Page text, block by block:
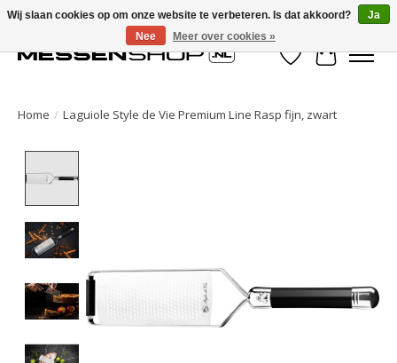
Verlanglijst
Home / Laguiole Style de Vie Premium Line Rasp fijn, zwart
Wij slaan cookies op om onze website te verbeteren. Is dat akkoord?
Ja
Nee
Meer over cookies »